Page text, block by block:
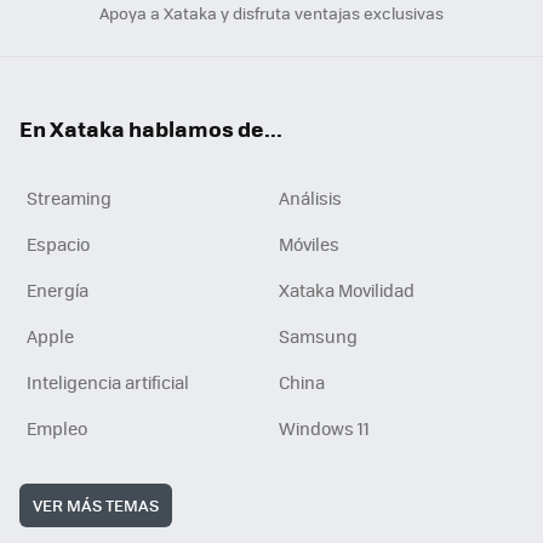
Apoya a Xataka y disfruta ventajas exclusivas
En Xataka hablamos de...
Streaming
Análisis
Espacio
Móviles
Energía
Xataka Movilidad
Apple
Samsung
Inteligencia artificial
China
Empleo
Windows 11
VER MÁS TEMAS